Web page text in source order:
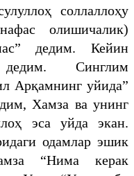
соллаллоҳу
олишичалик)
дедим. Кейин
дедим. Синглим
Арқамнинг уйида”
Хамза ва унинг
эса уйда экан.
одамлар эшик
“Нима керак